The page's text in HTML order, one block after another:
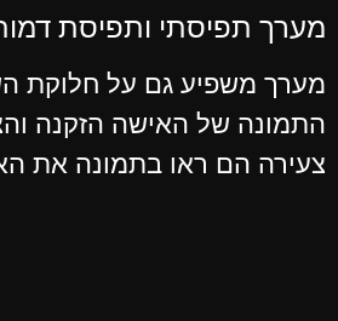
מערך תפיסתי ותפיסת
מערך משפיע גם על חלוקת
התמונה של האישה הזקנה
צעירה הם ראו בתמונה את